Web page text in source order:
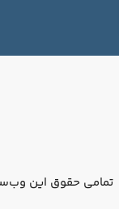
تمامی حقوق این